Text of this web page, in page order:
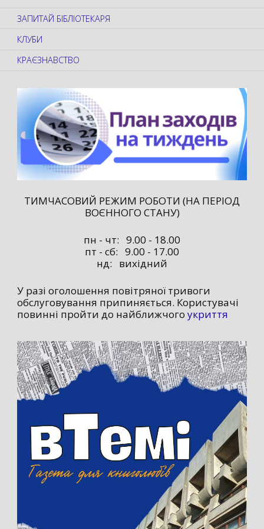
ЗАПИТАЙ БІБЛІОТЕКАРЯ
КЛУБИ
КРАЄЗНАВСТВО
ТИМЧАСОВИЙ РЕЖИМ РОБОТИ (НА ПЕРІОД
ВОЄННОГО СТАНУ)
пн - чт: 9.00 - 18.00
пт - сб: 9.00 - 17.00
нд: вихідний
У разі оголошення повітряної тривоги
обслуговування припиняється. Користувачі
повинні пройти до найближчого укриття